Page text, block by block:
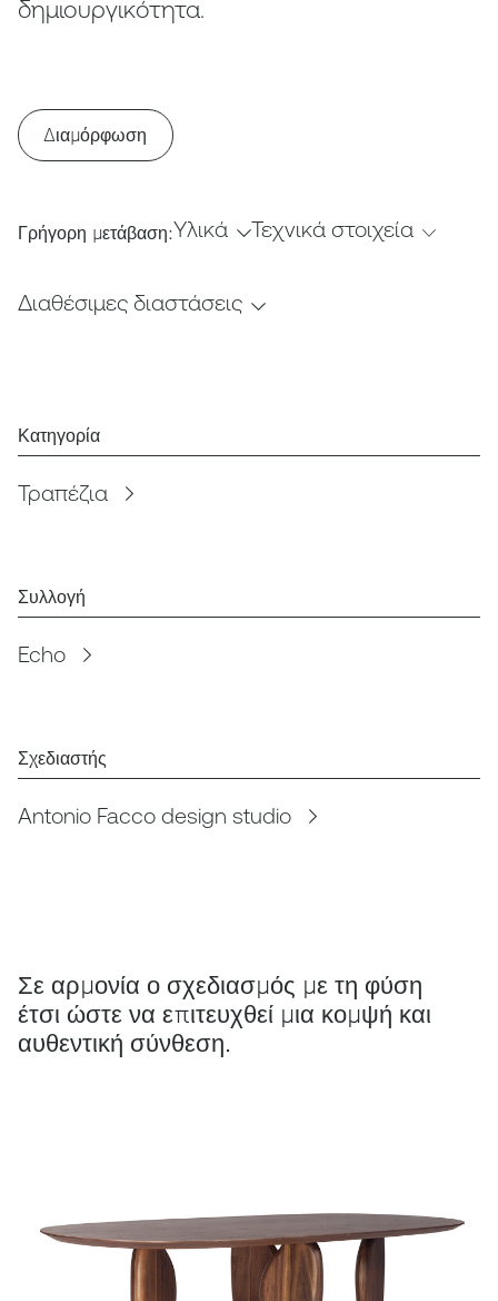
δημιουργικότητα.
Διαμόρφωση
Γρήγορη μετάβαση:Υλικά Τεχνικά στοιχεία
Διαθέσιμες διαστάσεις
Κατηγορία
Τραπέζια
Συλλογή
Echo
Σχεδιαστής
Antonio Facco design studio
Σε αρμονία ο σχεδιασμός με τη φύση
έτσι ώστε να επιτευχθεί μια κομψή και
αυθεντική σύνθεση.